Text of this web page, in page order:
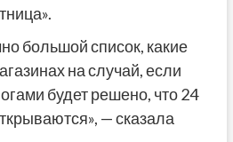
большой список, какие
на случай, если
будет решено, что 24
— сказала